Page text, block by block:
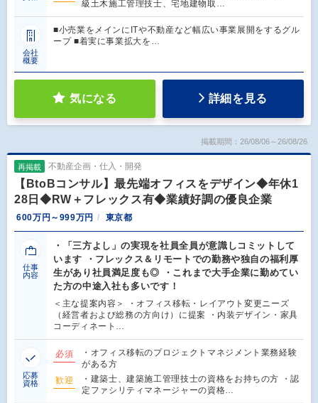
級土木施工管理技士、宅地建物取…
会社
概要
■小売業をメインにITや不動産など幅広い事業展開をするグル
ープ ■着実に事業拡大を…
気になる 詳細を見る
掲載期間：26/08/06～26/08/26
再掲載 不動産企画・仕入・開発
【BtoBコンサル】最先端オフィスをデザイン◆年休1
28日◆RW＋フレックス有◆業績好調の優良企業
600万円～999万円 東京都
仕事
内容
・「三方よし」の実現を社員全員が意識しコミットして
います ・フレックス＆リモートでの勤務や独自の福利厚
生があり社員満足度も◎ ・これまで大手企業に勤めてい
た方の中途入社も多いです！
＜主な提案内容＞ ・オフィス移転・レイアウト変更ニーズ
（経営者および総務の方向け）に提案 ・内装デザイン・家具
コーディネート…
応募
資格
必須
・オフィス移転のプロジェクトマネジメント業務経験
がある方
歓迎
・建築士、建築施工管理技士の資格をお持ちの方 ・認
定ファシリティマネージャーの資格…